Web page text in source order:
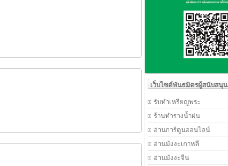
เว็บไซต์พันธมิตรผู้สนับสนุน
รับทำเหรียญพระ
ร้านทำรางน้ำฝน
อ่านการ์ตูนออนไลน์
อ่านมังงะเกาหลี
อ่านมังงะจีน